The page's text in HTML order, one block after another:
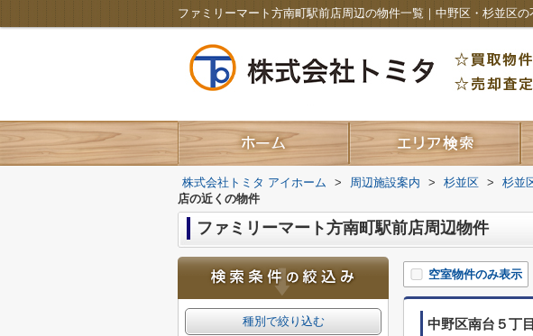
株式会社トミタ アイホーム > 周辺施設案内 > 杉並区 > 杉並
店の近くの物件
ファミリーマート方南町駅前店周辺物件
空室物件のみ表示
中野区南台５丁
種別で絞り込む